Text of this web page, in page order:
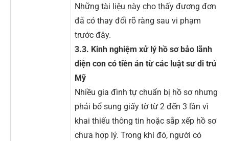
Những tài liệu này cho thấy đương đơn
đã có thay đổi rõ ràng sau vi phạm
trước đây.
3.3. Kinh nghiệm xử lý hồ sơ bảo lãnh
diện con có tiền án từ các luật sư di trú
Mỹ
Nhiều gia đình tự chuẩn bị hồ sơ nhưng
phải bổ sung giấy tờ từ 2 đến 3 lần vì
khai thiếu thông tin hoặc sắp xếp hồ sơ
chưa hợp lý. Trong khi đó, người có